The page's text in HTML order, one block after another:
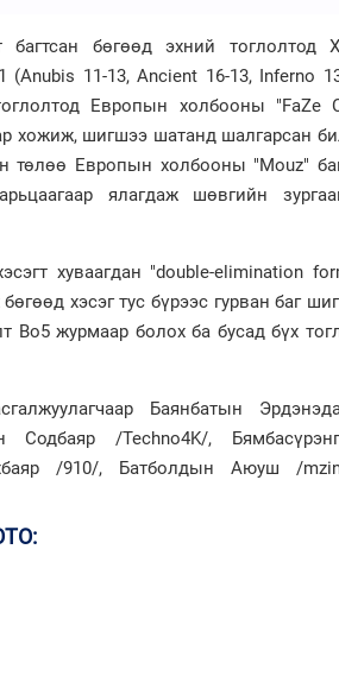
бөгөөд эхний тоглолтод
11-13, Ancient 16-13, Inferno
Европын холбооны "FaZe
хожиж, шигшээ шатанд шалгарсан
төлөө Европын холбооны "Mouz"
ялагдаж шөвгийн
хуваагдан "double-elimination
хэсэг тус бүрээс гурван баг
Bo5 журмаар болох ба бусад бүх
Баянбатын
/Techno4K/,
/910/, Батболдын Аюуш /